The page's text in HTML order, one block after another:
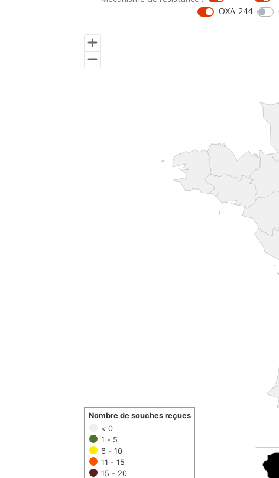
OXA-244
< 0
1 - 5
6 - 10
11 - 15
15 - 20
Nombre de souches reçues